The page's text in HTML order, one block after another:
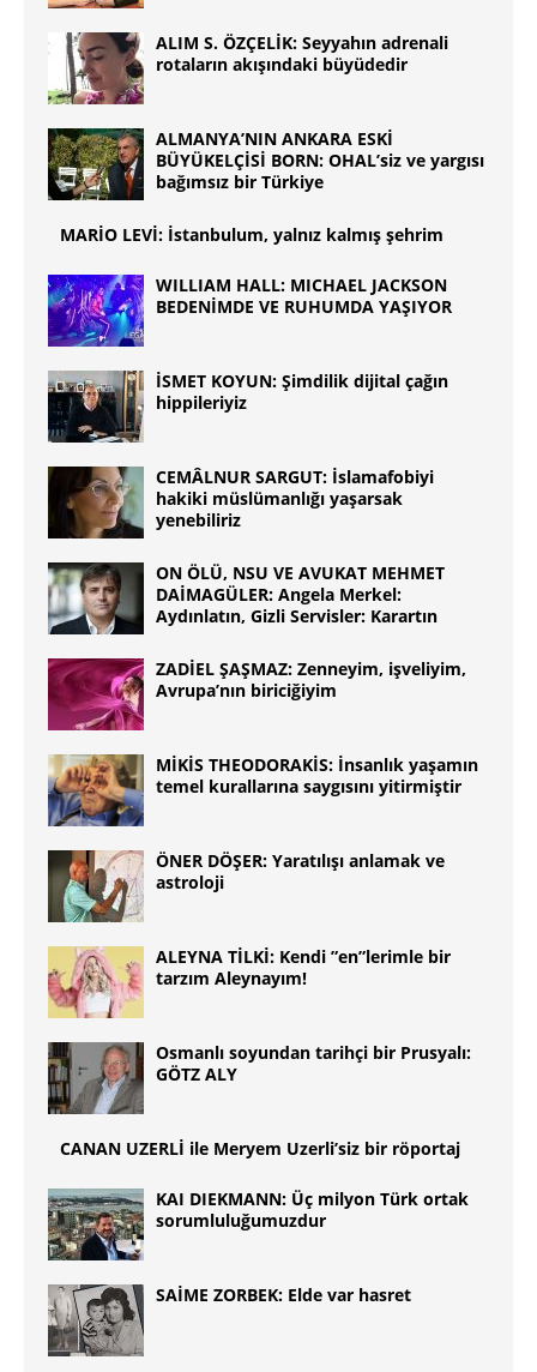
ALIM S. ÖZÇELİK: Seyyahın adrenali
rotaların akışındaki büyüdedir
ALMANYA’NIN ANKARA ESKİ
BÜYÜKELÇİSİ BORN: OHAL’siz ve yargısı
bağımsız bir Türkiye
MARİO LEVİ: İstanbulum, yalnız kalmış şehrim
WILLIAM HALL: MICHAEL JACKSON
BEDENİMDE VE RUHUMDA YAŞIYOR
İSMET KOYUN: Şimdilik dijital çağın
hippileriyiz
CEMÂLNUR SARGUT: İslamafobiyi
hakiki müslümanlığı yaşarsak
yenebiliriz
ON ÖLÜ, NSU VE AVUKAT MEHMET
DAİMAGÜLER: Angela Merkel:
Aydınlatın, Gizli Servisler: Karartın
ZADİEL ŞAŞMAZ: Zenneyim, işveliyim,
Avrupa’nın biriciğiyim
MİKİS THEODORAKİS: İnsanlık yaşamın
temel kurallarına saygısını yitirmiştir
ÖNER DÖŞER: Yaratılışı anlamak ve
astroloji
ALEYNA TİLKİ: Kendi ”en”lerimle bir
tarzım Aleynayım!
Osmanlı soyundan tarihçi bir Prusyalı:
GÖTZ ALY
CANAN UZERLİ ile Meryem Uzerli’siz bir röportaj
KAI DIEKMANN: Üç milyon Türk ortak
sorumluluğumuzdur
SAİME ZORBEK: Elde var hasret